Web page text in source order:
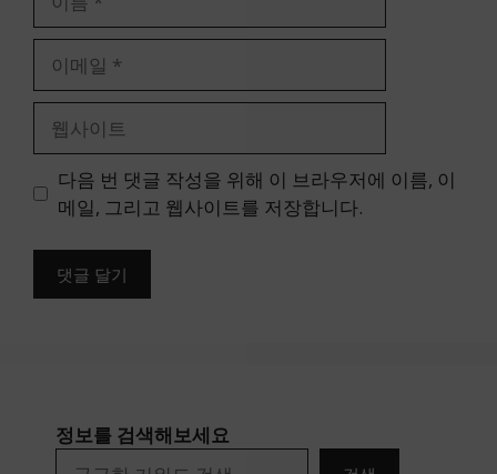
일
트
다음 번 댓글 작성을 위해 이 브라우저에 이름, 이
메일, 그리고 웹사이트를 저장합니다.
정보를 검색해보세요